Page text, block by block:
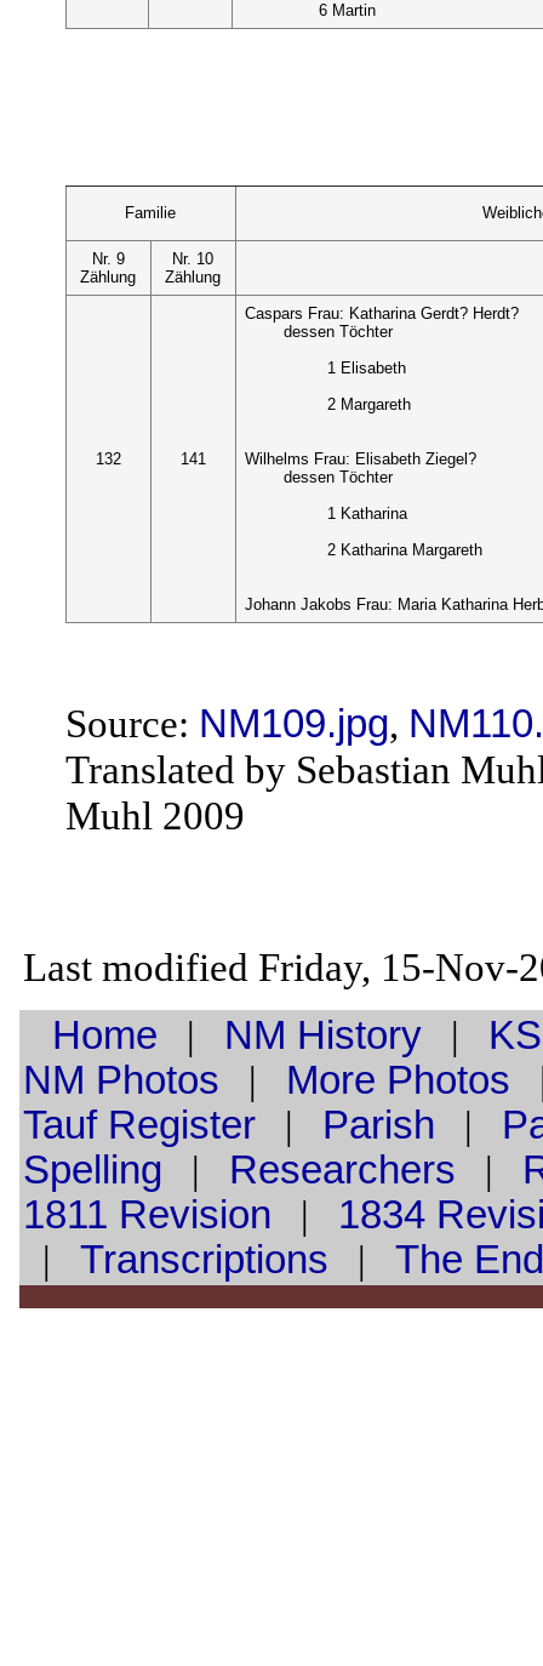
6 Martin
Familie
Nr. 9
Zählung
Nr. 10
Zählung
132 141
Caspars Frau: Katharina Gerdt? Herdt?
dessen Töchter
1 Elisabeth
2 Margareth
Wilhelms Frau: Elisabeth Ziegel?
dessen Töchter
1 Katharina
2 Katharina Margareth
Johann Jakobs Frau: Maria Katharina
Source: NM109.jpg,
Translated by Sebastian
Muhl 2009
Last modified Friday, 15-Nov-
Home | NM History|
NM Photos | More Photos
TaufRegister| Parish |
Spelling | Researchers |
1811 Revision | 1834
| Transcriptions | The End